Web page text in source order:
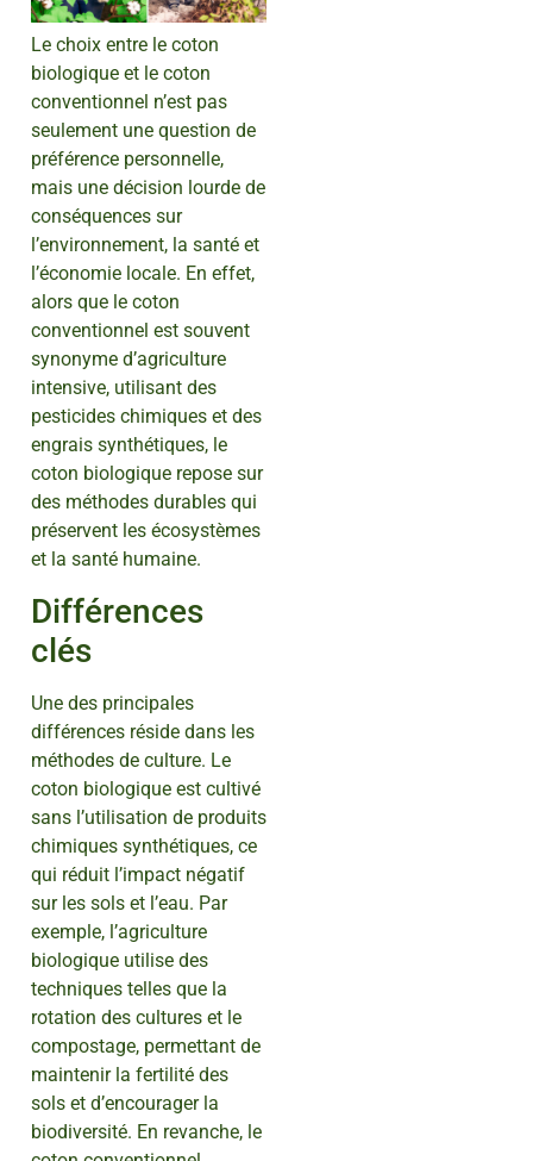
Le choix entre le coton
biologique et le coton
conventionnel n’est pas
seulement une question de
préférence personnelle,
mais une décision lourde de
conséquences sur
l’environnement, la santé et
l’économie locale. En effet,
alors que le coton
conventionnel est souvent
synonyme d’agriculture
intensive, utilisant des
pesticides chimiques et des
engrais synthétiques, le
coton biologique repose sur
des méthodes durables qui
préservent les écosystèmes
et la santé humaine.
Différences
clés
Une des principales
différences réside dans les
méthodes de culture. Le
coton biologique est cultivé
sans l’utilisation de produits
chimiques synthétiques, ce
qui réduit l’impact négatif
sur les sols et l’eau. Par
exemple, l’agriculture
biologique utilise des
techniques telles que la
rotation des cultures et le
compostage, permettant de
maintenir la fertilité des
sols et d’encourager la
biodiversité. En revanche, le